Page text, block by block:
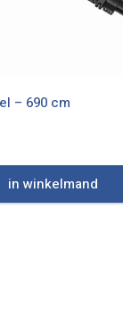
– 690 cm
in winkelmand